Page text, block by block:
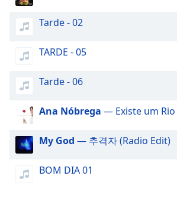
This
window.
Beginning
dialog
window.
Escape
Tarde - 02
TARDE - 05
Tarde - 06
Ana Nóbrega — Existe um Rio
My God — 추격자 (Radio Edit)
BOM DIA 01